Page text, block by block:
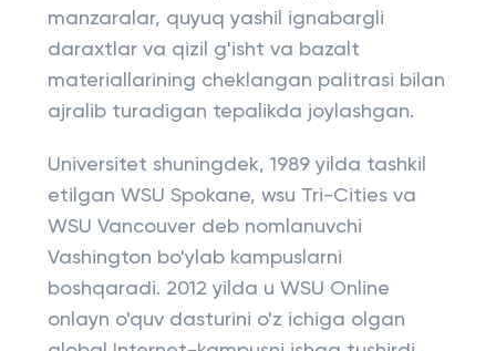
manzaralar, quyuq yashil ignabargli
daraxtlar va qizil g'isht va bazalt
materiallarining cheklangan palitrasi bilan
ajralib turadigan tepalikda joylashgan.
Universitet shuningdek, 1989 yilda tashkil
etilgan WSU Spokane, wsu Tri-Cities va
WSU Vancouver deb nomlanuvchi
Vashington bo'ylab kampuslarni
boshqaradi. 2012 yilda u WSU Online
onlayn o'quv dasturini o'z ichiga olgan